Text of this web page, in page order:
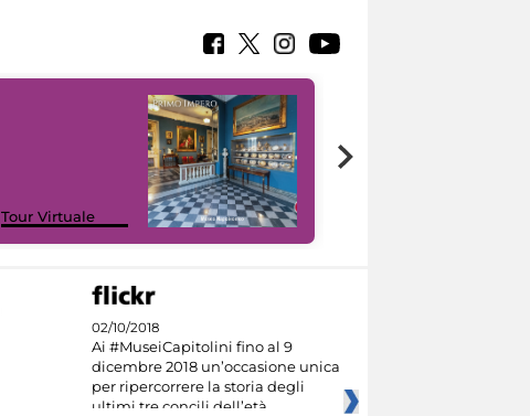
Tour Virtuale
02/10/2018
Ai #MuseiCapitolini fino al 9
dicembre 2018 un’occasione unica
per ripercorrere la storia degli
ultimi tre concili dell’età